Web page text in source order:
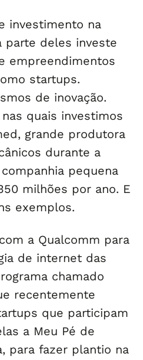
investimento na
parte deles investe
empreendimentos
startups.
de inovação.
quais investimos
grande produtora
durante a
pequena
milhões por ano. E
exemplos.
a Qualcomm para
de internet das
chamado
recentemente
que participam
a Meu Pé de
para fazer plantio na